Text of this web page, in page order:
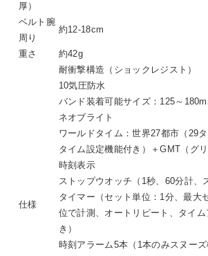
厚）
ベルト腕
周り
約12-18cm
重さ 約42g
仕様
耐衝撃構造（ショックレジスト）
10気圧防水
バンド装着可能サイズ：125～
ネオブライト
ワールドタイム：世界27都市（29
タイム設定機能付き）＋GMT（グ
時刻表示
ストップウオッチ（1秒、60分計、
タイマー（セット単位：1分、最大
位で計測、オートリピート、タイ
き）
時刻アラーム5本（1本のみスヌー